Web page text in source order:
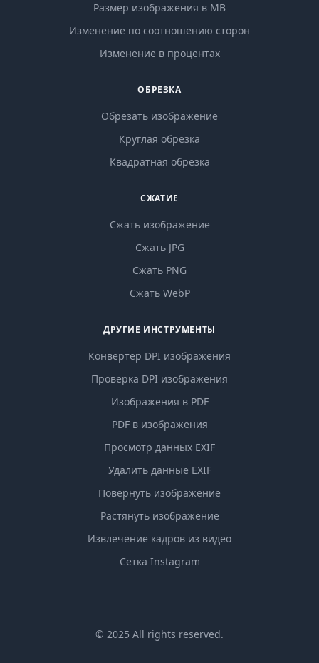
Размер изображения в MB
Изменение по соотношению сторон
Изменение в процентах
ОБРЕЗКА
Обрезать изображение
Круглая обрезка
Квадратная обрезка
СЖАТИЕ
Сжать изображение
Сжать JPG
Сжать PNG
Сжать WebP
ДРУГИЕ ИНСТРУМЕНТЫ
Конвертер DPI изображения
Проверка DPI изображения
Изображения в PDF
PDF в изображения
Просмотр данных EXIF
Удалить данные EXIF
Повернуть изображение
Растянуть изображение
Извлечение кадров из видео
Сетка Instagram
© 2025 All rights reserved.